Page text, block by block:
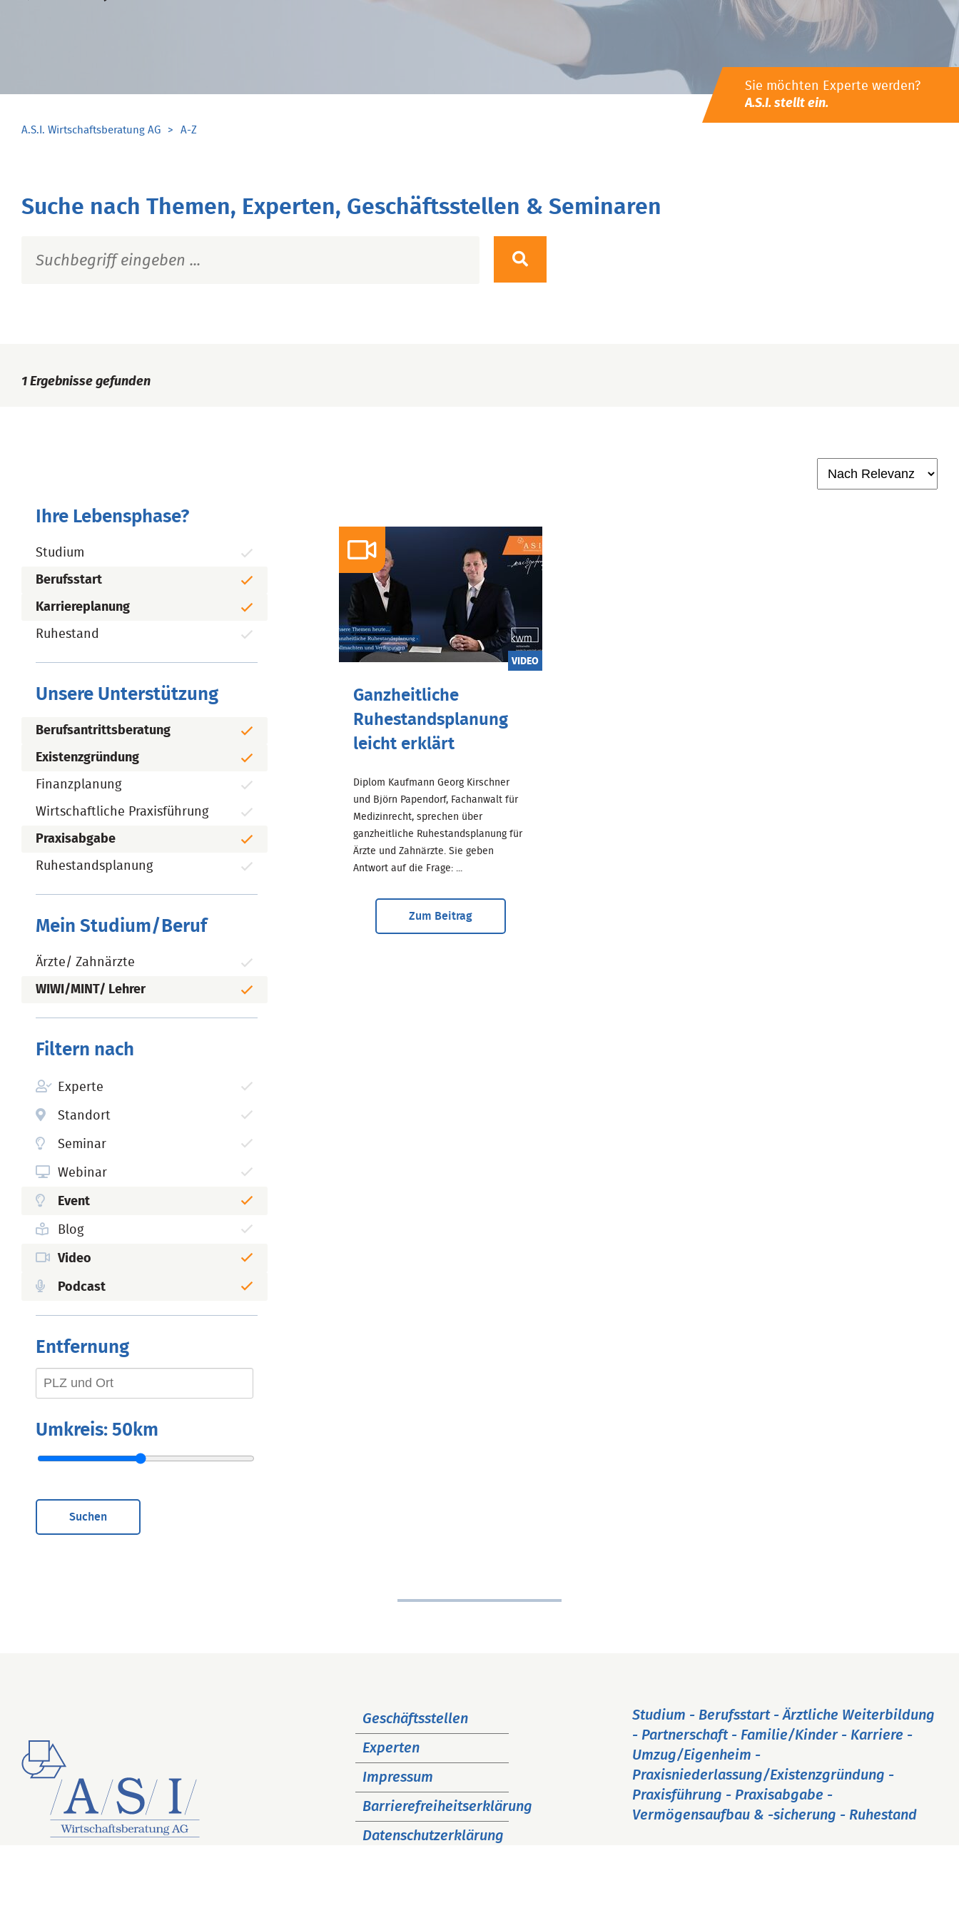
Sie möchten Experte werden?
A.S.I. stellt ein.
A.S.I. Wirtschaftsberatung AG A-Z
Suche nach Themen, Experten, Geschäftsstellen & Seminaren
1 Ergebnisse gefunden
Ihre Lebensphase?
Studium
Berufsstart
Karriereplanung
Ruhestand
Unsere Unterstützung
Berufsantrittsberatung
Existenzgründung
Finanzplanung
Wirtschaftliche Praxisführung
Praxisabgabe
Ruhestandsplanung
Mein Studium/Beruf
Ärzte/ Zahnärzte
WIWI/MINT/ Lehrer
Filtern nach
Experte
Standort
Seminar
Webinar
Event
Blog
Video
Podcast
Entfernung
Umkreis: 50km
Suchen
VIDEO
Ganzheitliche
Ruhestandsplanung
leicht erklärt
Diplom Kaufmann Georg Kirschner
und Björn Papendorf, Fachanwalt für
Medizinrecht, sprechen über
ganzheitliche Ruhestandsplanung für
Ärzte und Zahnärzte. Sie geben
Antwort auf die Frage: ...
Zum Beitrag
überspringen
Geschäftsstellen
Experten
Impressum
Barrierefreiheitserklärung
Datenschutzerklärung
Studium - Berufsstart - Ärztliche Weiterbildung
- Partnerschaft - Familie/Kinder - Karriere -
Umzug/Eigenheim -
Praxisniederlassung/Existenzgründung -
Praxisführung - Praxisabgabe -
Vermögensaufbau & -sicherung - Ruhestand